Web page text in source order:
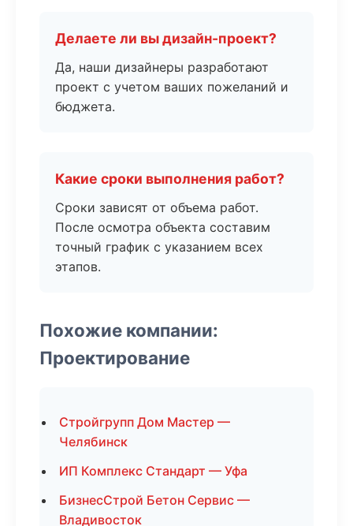
Делаете ли вы дизайн-проект?
Да, наши дизайнеры разработают
проект с учетом ваших пожеланий и
бюджета.
Какие сроки выполнения работ?
Сроки зависят от объема работ.
После осмотра объекта составим
точный график с указанием всех
этапов.
Похожие компании:
Проектирование
Стройгрупп Дом Мастер —
Челябинск
ИП Комплекс Стандарт — Уфа
БизнесСтрой Бетон Сервис —
Владивосток